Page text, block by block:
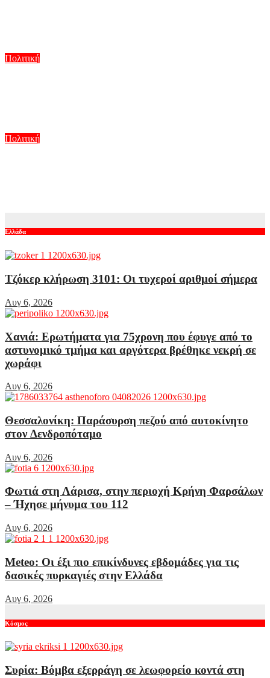
Πολιτική
Πολιτική
Ελλάδα
Τζόκερ κλήρωση 3101: Οι τυχεροί αριθμοί σήμερα
Αυγ 6, 2026
Χανιά: Ερωτήματα για 75χρονη που έφυγε από το
αστυνομικό τμήμα και αργότερα βρέθηκε νεκρή σε
χωράφι
Αυγ 6, 2026
Θεσσαλονίκη: Παράσυρση πεζού από αυτοκίνητο
στον Δενδροπόταμο
Αυγ 6, 2026
Φωτιά στη Λάρισα, στην περιοχή Κρήνη Φαρσάλων
– Ήχησε μήνυμα του 112
Αυγ 6, 2026
Meteo: Οι έξι πιο επικίνδυνες εβδομάδες για τις
δασικές πυρκαγιές στην Ελλάδα
Αυγ 6, 2026
Κόσμος
Συρία: Βόμβα εξερράγη σε λεωφορείο κοντά στη